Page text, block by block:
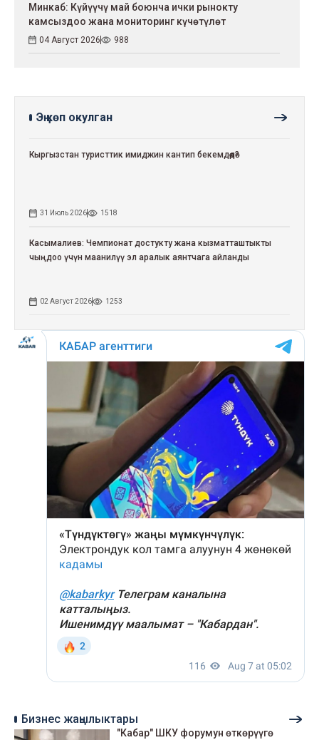
Минкаб: Күйүүчү май боюнча ички рынокту
камсыздоо жана мониторинг күчөтүлөт
04 Август 2026 988
Эң көп окулган
Кыргызстан туристтик имиджин кантип бекемдөөдө?
31 Июль 2026 1518
Касымалиев: Чемпионат достукту жана кызматташтыкты
чыңдоо үчүн маанилүү эл аралык аянтчага айланды
02 Август 2026 1253
Бизнес жаңылыктары
"Кабар" ШКУ форумун өткөрүүгө